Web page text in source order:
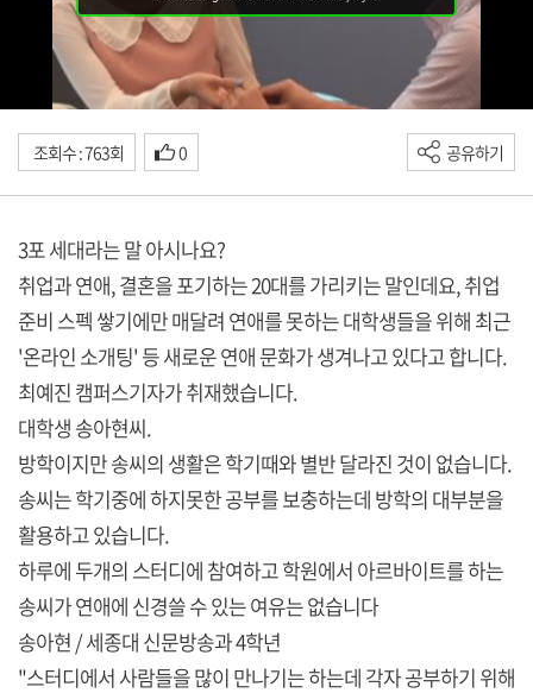
조회수 : 763회 0 공유하기
3포 세대라는 말 아시나요?
취업과 연애, 결혼을 포기하는 20대를 가리키는 말인데요, 취업
준비 스펙 쌓기에만 매달려 연애를 못하는 대학생들을 위해 최근
'온라인 소개팅' 등 새로운 연애 문화가 생겨나고 있다고 합니다.
최예진 캠퍼스기자가 취재했습니다.
대학생 송아현씨.
방학이지만 송씨의 생활은 학기때와 별반 달라진 것이 없습니다.
송씨는 학기중에 하지못한 공부를 보충하는데 방학의 대부분을
활용하고 있습니다.
하루에 두개의 스터디에 참여하고 학원에서 아르바이트를 하는
송씨가 연애에 신경쓸 수 있는 여유는 없습니다
송아현 / 세종대 신문방송과 4학년
"스터디에서 사람들을 많이 만나기는 하는데 각자 공부하기 위해